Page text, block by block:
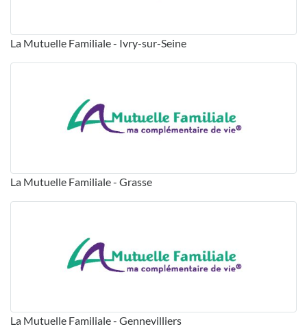
La Mutuelle Familiale - Ivry-sur-Seine
La Mutuelle Familiale - Grasse
La Mutuelle Familiale - Gennevilliers